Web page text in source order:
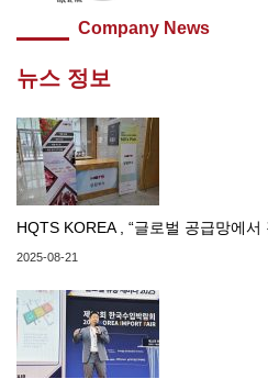
Company News
뉴스 정보
HQTS KOREA , “글로벌 공급망에서
2025-08-21